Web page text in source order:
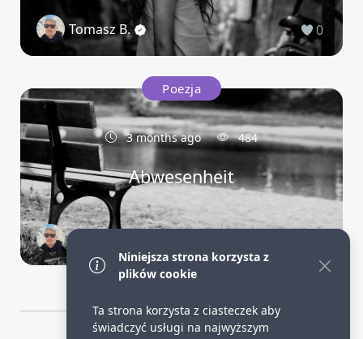
Tomasz B. 0
Poezja
3 months ago 484
Abwesenheit
Tomasz B.
Niniejsza strona korzysta z
plików cookie
Ta strona korzysta z ciasteczek aby
świadczyć usługi na najwyższym